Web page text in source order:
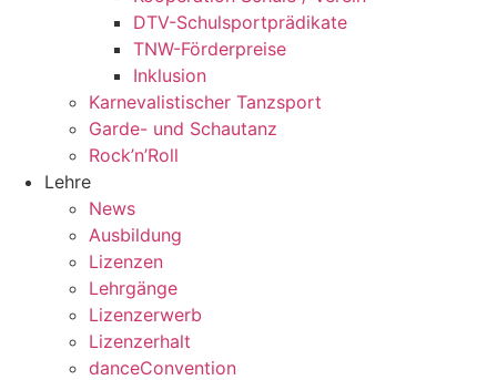
DTV-Schulsportprädikate
TNW-Förderpreise
Inklusion
Karnevalistischer Tanzsport
Garde- und Schautanz
Rock’n’Roll
Lehre
News
Ausbildung
Lizenzen
Lehrgänge
Lizenzerwerb
Lizenzerhalt
danceConvention